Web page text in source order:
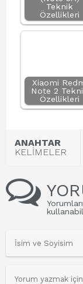
Teknik
Özellikleri
Xiaomi
Note 2
Özellikleri
ANAHTAR
KELİMELER